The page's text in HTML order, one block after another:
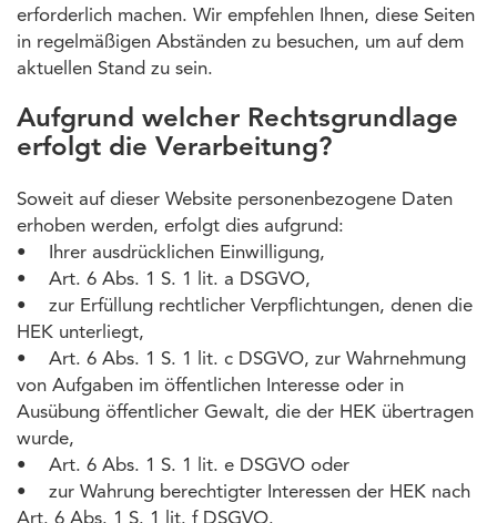
erforderlich machen. Wir empfehlen Ihnen, diese Seiten
in regelmäßigen Abständen zu besuchen, um auf dem
aktuellen Stand zu sein.
Aufgrund welcher Rechtsgrundlage
erfolgt die Verarbeitung?
Soweit auf dieser Website personenbezogene Daten
erhoben werden, erfolgt dies aufgrund:
• Ihrer ausdrücklichen Einwilligung,
• Art. 6 Abs. 1 S. 1 lit. a DSGVO,
• zur Erfüllung rechtlicher Verpflichtungen, denen die
HEK unterliegt,
• Art. 6 Abs. 1 S. 1 lit. c DSGVO, zur Wahrnehmung
von Aufgaben im öffentlichen Interesse oder in
Ausübung öffentlicher Gewalt, die der HEK übertragen
wurde,
• Art. 6 Abs. 1 S. 1 lit. e DSGVO oder
• zur Wahrung berechtigter Interessen der HEK nach
Art. 6 Abs. 1 S. 1 lit. f DSGVO.